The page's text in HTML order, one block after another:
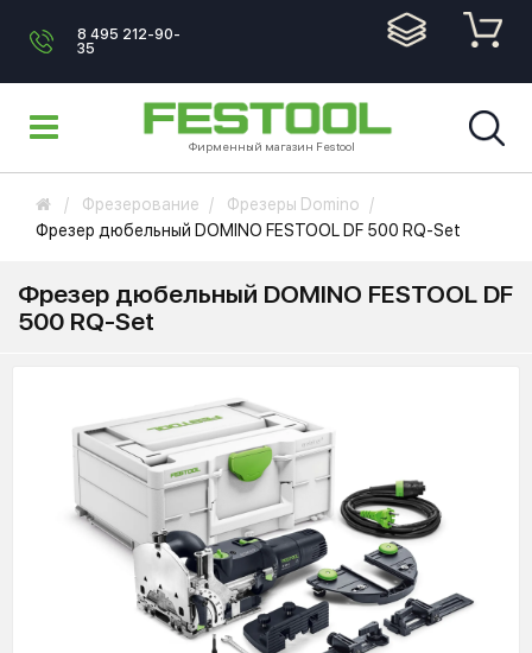
8 495 212-90-
35
Фирменный магазин Festool
Фрезерование
Фрезеры Domino
Фрезер дюбельный DOMINO FESTOOL DF 500 RQ-Set
Фрезер дюбельный DOMINO FESTOOL DF
500 RQ-Set